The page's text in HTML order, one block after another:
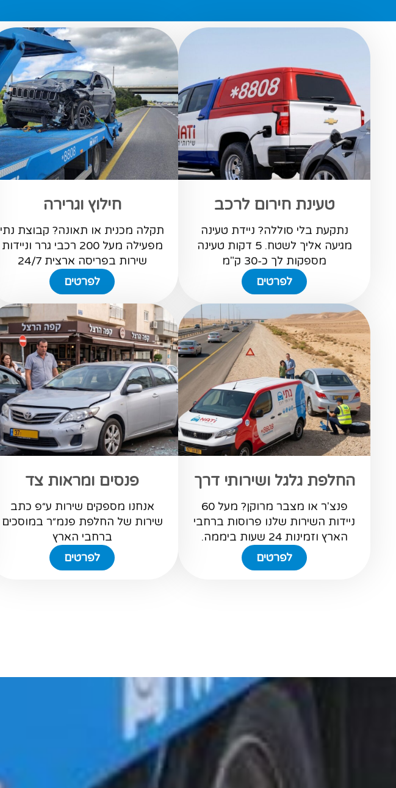
טעינת חירום לרכב
נתקעת בלי סוללה? ניידת טעינה
מגיעה אליך לשטח. 5 דקות טעינה
מספקות לך כ-30 ק"מ
לפרטים
חילוץ וגרירה
תקלה מכנית או תאונה? קבוצת נתי
מפעילה מעל 200 רכבי גרר וניידות
שירות בפריסה ארצית 24/7
לפרטים
החלפת גלגל ושירותי דרך
פנצ'ר או מצבר מרוקן? מעל 60
ניידות השירות שלנו פרוסות ברחבי
הארץ וזמינות 24 שעות ביממה.
לפרטים
פנסים ומראות צד
אנחנו מספקים שירות ע״פ כתב
שירות של החלפת פנמ״ר במוסכים
ברחבי הארץ
לפרטים